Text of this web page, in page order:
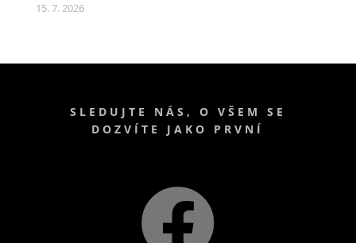
15. 7. 2026
SLEDUJTE NÁS, O VŠEM SE
DOZVÍTE JAKO PRVNÍ
